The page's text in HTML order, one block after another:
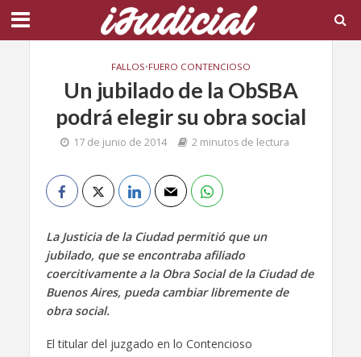
FALLOS•FUERO CONTENCIOSO
Un jubilado de la ObSBA
podrá elegir su obra social
17 de junio de 2014 2 minutos de lectura
La Justicia de la Ciudad permitió que un
jubilado, que se encontraba afiliado
coercitivamente a la Obra Social de la Ciudad de
Buenos Aires, pueda cambiar libremente de
obra social.
El titular del juzgado en lo Contencioso